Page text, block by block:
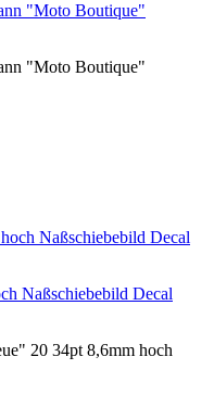
"Moto Boutique"
"Moto Boutique"
Naßschiebebild Decal
20 34pt 8,6mm hoch